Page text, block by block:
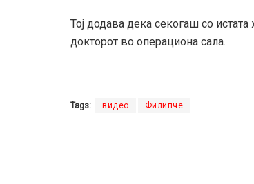
Тој додава дека секогаш со
докторот во операциона сала.
Tags: видео Филипче